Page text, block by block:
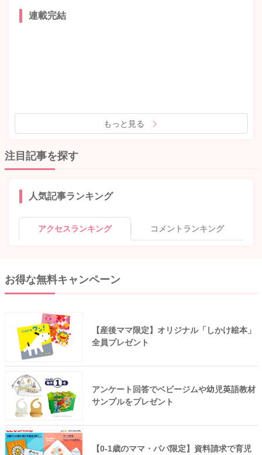
連載完結
もっと見る
注目記事を探す
人気記事ランキング
アクセスランキング コメントランキング
お得な無料キャンペーン
【産後ママ限定】オリジナル「しかけ絵本」
全員プレゼント
アンケート回答でベビージムや幼児英語教材
サンプルをプレゼント
【0-1歳のママ・パパ限定】資料請求で育児